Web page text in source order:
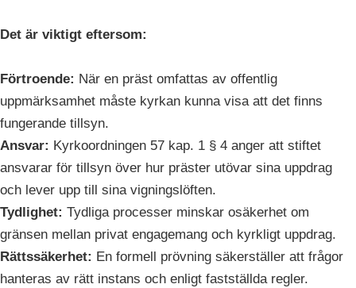
Det är viktigt eftersom:
Förtroende: När en präst omfattas av offentlig
uppmärksamhet måste kyrkan kunna visa att det finns
fungerande tillsyn.
Ansvar: Kyrkoordningen 57 kap. 1 § 4 anger att stiftet
ansvarar för tillsyn över hur präster utövar sina uppdrag
och lever upp till sina vigningslöften.
Tydlighet: Tydliga processer minskar osäkerhet om
gränsen mellan privat engagemang och kyrkligt uppdrag.
Rättssäkerhet: En formell prövning säkerställer att frågor
hanteras av rätt instans och enligt fastställda regler.